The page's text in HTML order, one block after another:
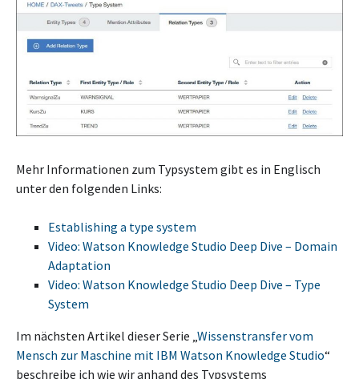
Mehr Informationen zum Typsystem gibt es in Englisch
unter den folgenden Links:
Establishing a type system
Video: Watson Knowledge Studio Deep Dive – Domain
Adaptation
Video: Watson Knowledge Studio Deep Dive – Type
System
Im nächsten Artikel dieser Serie „Wissenstransfer vom
Mensch zur Maschine mit IBM Watson Knowledge Studio“
beschreibe ich wie wir anhand des Typsystems